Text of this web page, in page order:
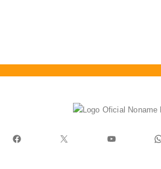
Facebook X YouTube